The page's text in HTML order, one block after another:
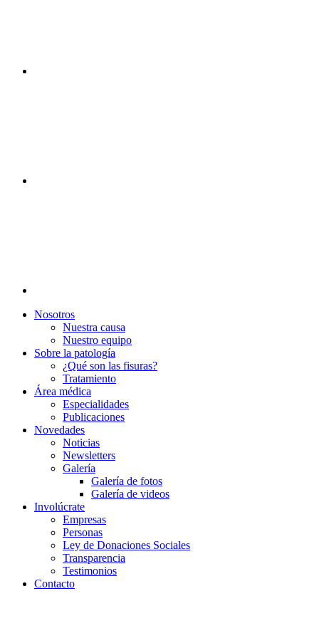
Nosotros
Nuestra causa
Nuestro equipo
Sobre la patología
¿Qué son las fisuras?
Tratamiento
Área médica
Especialidades
Publicaciones
Novedades
Noticias
Newsletters
Galería
Galería de fotos
Galería de videos
Involúcrate
Empresas
Personas
Ley de Donaciones Sociales
Transparencia
Testimonios
Contacto